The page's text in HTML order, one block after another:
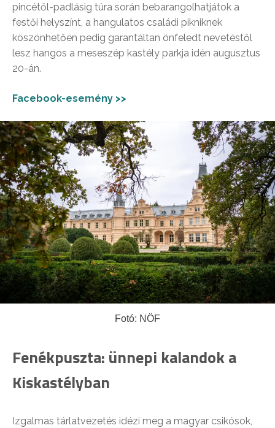
pincétől-padlásig túra során bebarangolhatjátok a
festői helyszínt, a hangulatos családi pikniknek
köszönhetően pedig garantáltan önfeledt nevetéstől
lesz hangos a meseszép kastély parkja idén augusztus
20-án.
Facebook-esemény >>
Fotó: NÖF
Fenékpuszta: ünnepi kalandok a
Kiskastélyban
Izgalmas tárlatvezetés idézi meg a magyar csikósok,